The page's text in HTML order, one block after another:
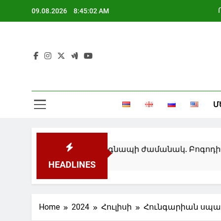
09.08.2026 8:45:03 AM
HEADLINES
օդային տագնապի ժամանակ. Բոգոդիստով
Home 2024 Հուլիսի Հունգարիան